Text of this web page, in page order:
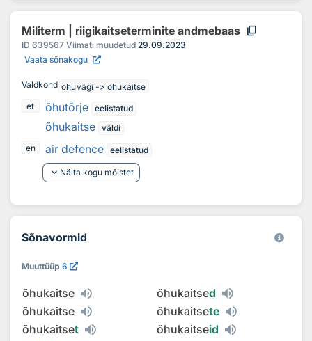
Militerm | riigikaitseterminite andmebaas content_copy
ID 639567 Viimati muudetud 29.09.2023
Vaata sõnakogu
Valdkond õhuvägi -> õhukaitse
et
õhutõrje eelistatud
õhukaitse väldi
en
air defence eelistatud
keyboard_arrow_down Näita kogu mõistet
Sõnavormid
Muuttüüp 6
õhukaitse õhukaitsed
õhukaitse
õhukaitsete
õhukaitset õhukaitseid